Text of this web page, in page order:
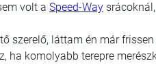
volt a Speed-Way
szerelő, láttam én már
ha komolyabb terepre